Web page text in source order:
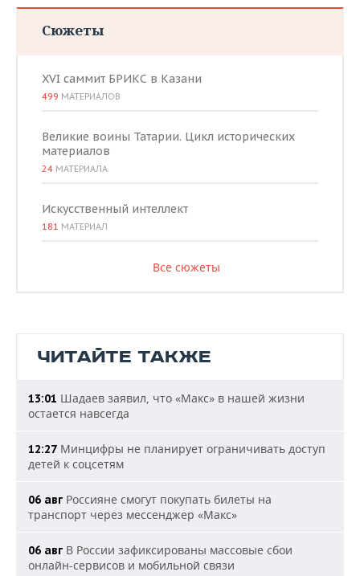
Сюжеты
XVI саммит БРИКС в Казани
499 МАТЕРИАЛОВ
Великие воины Татарии. Цикл исторических
материалов
24 МАТЕРИАЛА
Искусственный интеллект
181 МАТЕРИАЛ
Все сюжеты
ЧИТАЙТЕ ТАКЖЕ
13:01 Шадаев заявил, что «Макс» в нашей жизни
остается навсегда
12:27 Минцифры не планирует ограничивать доступ
детей к соцсетям
06 авг Россияне смогут покупать билеты на
транспорт через мессенджер «Макс»
06 авг В России зафиксированы массовые сбои
онлайн-сервисов и мобильной связи